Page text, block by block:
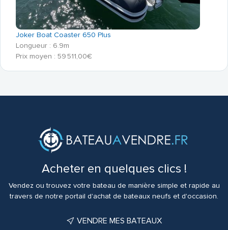
Joker Boat Coaster 650 Plus
Longueur : 6.9m
Prix moyen : 59 511,00€
Acheter en quelques clics !
Vendez ou trouvez votre bateau de manière simple et rapide au
travers de notre portail d'achat de bateaux neufs et d'occasion.
VENDRE MES BATEAUX